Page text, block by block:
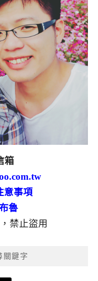
箱
意事項
魯
禁止盜用
關鍵字